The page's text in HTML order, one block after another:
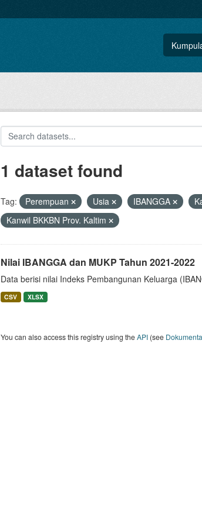
1 dataset found
Tag: Perempuan Usia IBANGGA
Kanwil BKKBN Prov. Kaltim
Nilai IBANGGA dan MUKP Tahun 2021-2022
Data berisi nilai Indeks Pembangunan Keluarga
CSV XLSX
You can also access this registry using theAPI(see